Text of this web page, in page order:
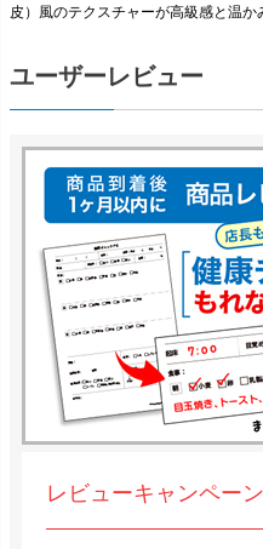
皮）風のテクスチャーが高級感と温か
ユーザーレビュー
レビューキャンペー